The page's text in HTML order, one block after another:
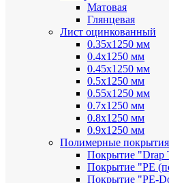
Матовая
Глянцевая
Лист оцинкованный
0.35х1250 мм
0.4х1250 мм
0.45х1250 мм
0.5х1250 мм
0.55х1250 мм
0.7х1250 мм
0.8х1250 мм
0.9х1250 мм
Полимерные покрытия
Покрытие "Drap
Покрытие "PE
Покрытие "PE-